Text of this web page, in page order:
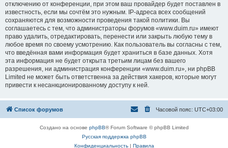
отключению от конференции, при этом ваш провайдер будет поставлен в
известность, если мы сочтём это нужным. IP-адреса всех сообщений
сохраняются для возможности проведения такой политики. Вы
соглашаетесь с тем, что администраторы форумов «www.duim.ru» имеют
право удалить, отредактировать, перенести или закрыть любую тему в
любое время по своему усмотрению. Как пользователь вы согласны с тем,
что введённая вами информация будет храниться в базе данных. Хотя
эта информация не будет открыта третьим лицам без вашего
разрешения, ни администрация конференции «www.duim.ru», ни phpBB
Limited не может быть ответственна за действия хакеров, которые могут
привести к несанкционированному доступу к ней.
Список форумов Часовой пояс: UTC+03:00
Создано на основе phpBB® Forum Software © phpBB Limited
Русская поддержка phpBB
Конфиденциальность| Правила